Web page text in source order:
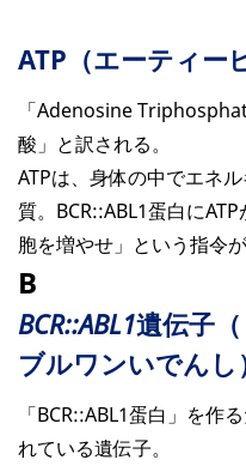
ATP（エーティー
「Adenosine
酸」と訳される。
ATPは、身体の中でエネ
質。BCR::ABL1蛋白に
胞を増やせ」という指令
B
BCR::ABL1遺伝子
ブルワンいでんし
「BCR::ABL1蛋白」を作
れている遺伝子。